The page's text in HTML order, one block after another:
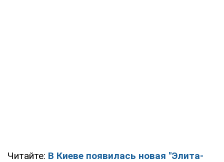
Читайте: В Киеве появилась новая "Элита-